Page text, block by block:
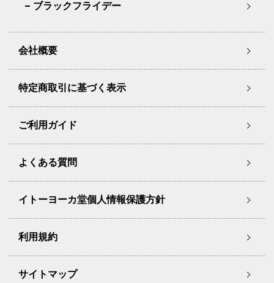
ブラックフライデー
会社概要
特定商取引に基づく表示
ご利用ガイド
よくある質問
イトーヨーカ堂個人情報保護方針
利用規約
サイトマップ